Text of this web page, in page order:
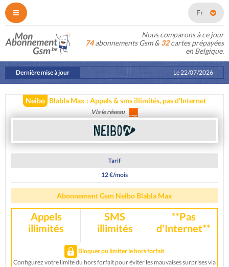
Fr
Nous comparons à ce jour
74abonnements Gsm & 32cartes prépayées
en Belgique.
Dernière mise à jour Le22/07/2026
Neibo Blabla Max : Appels & sms illimités, pas d'Internet
Via le réseau
Tarif
12 €/mois
Abonnement Gsm Neibo Blabla Max
Appels
illimités
SMS
illimités
**Pas
d'Internet**
Bloquer ou limiter le hors forfait
Configurez votre limite du hors forfait pour éviter les mauvaises surprises via